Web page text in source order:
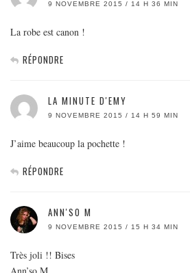
9 NOVEMBRE 2015 / 14 H 36 MIN
La robe est canon !
RÉPONDRE
LA MINUTE D'EMY
9 NOVEMBRE 2015 / 14 H 59 MIN
J’aime beaucoup la pochette !
RÉPONDRE
ANN'SO M
9 NOVEMBRE 2015 / 15 H 34 MIN
Très joli !! Bises